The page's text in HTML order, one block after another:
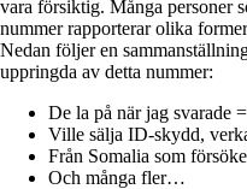
vara försiktig. Många personer
nummer rapporterar olika
Nedan följer en
uppringda av detta nummer:
De la på när jag svarade
Ville sälja ID-skydd,
Från Somalia som
Och många fler…